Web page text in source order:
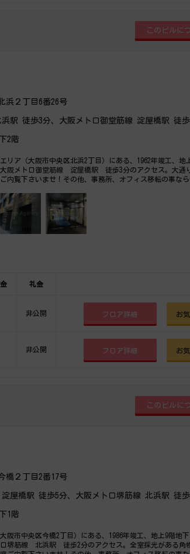
浜２丁目6番26号
駅 徒歩3分、大阪メトロ御堂筋線 淀屋橋駅 徒
2階
リア（大阪市中央区北浜2丁目）にある、1962年竣工、地
阪メトロ御堂筋線 淀屋橋駅 徒歩3分のアクセス。大通
内覧下さいませ！その他、事務所、オフィス移転の事なら
礼金
非公開 フロア詳細 お
非公開 フロア詳細 お
橋２丁目2番17号
屋橋駅 徒歩5分、大阪メトロ堺筋線 北浜駅 徒
1階
阪市中央区今橋2丁目）にある、1986年竣工、地上9階地
堺筋線 北浜駅 徒歩2分のアクセス。全室採光がある角